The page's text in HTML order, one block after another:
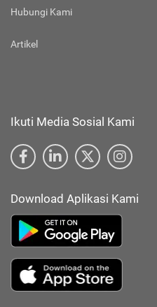
Hubungi Kami
Artikel
Ikuti Media Sosial Kami
Download Aplikasi Kami